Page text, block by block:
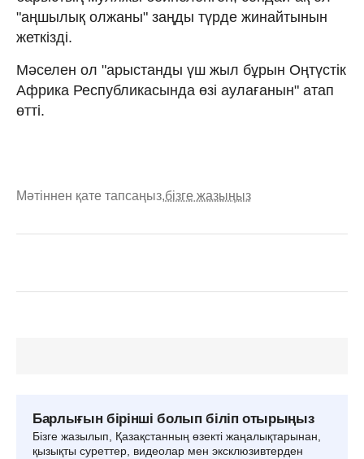
"аңшылық олжаны" заңды түрде жинайтынын
жеткізді.
Мәселен ол "арыстанды үш жыл бұрын Оңтүстік
Африка Республикасында өзі аулағанын" атап
өтті.
Мәтіннен қате тапсаңыз,бізге жазыңыз
Барлығын бірінші болып біліп отырыңыз
Бізге жазылып, Қазақстанның өзекті жаңалықтарынан,
қызықты суреттер, видеолар мен эксклюзивтерден